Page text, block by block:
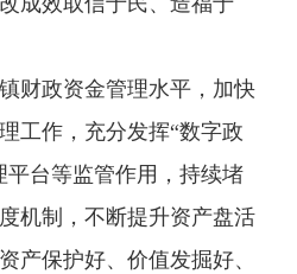
政资金管理水平，加快
工作，充分发挥“数字政
平台等监管作用，持续堵
机制，不断提升资产盘活
产保护好、价值发掘好、